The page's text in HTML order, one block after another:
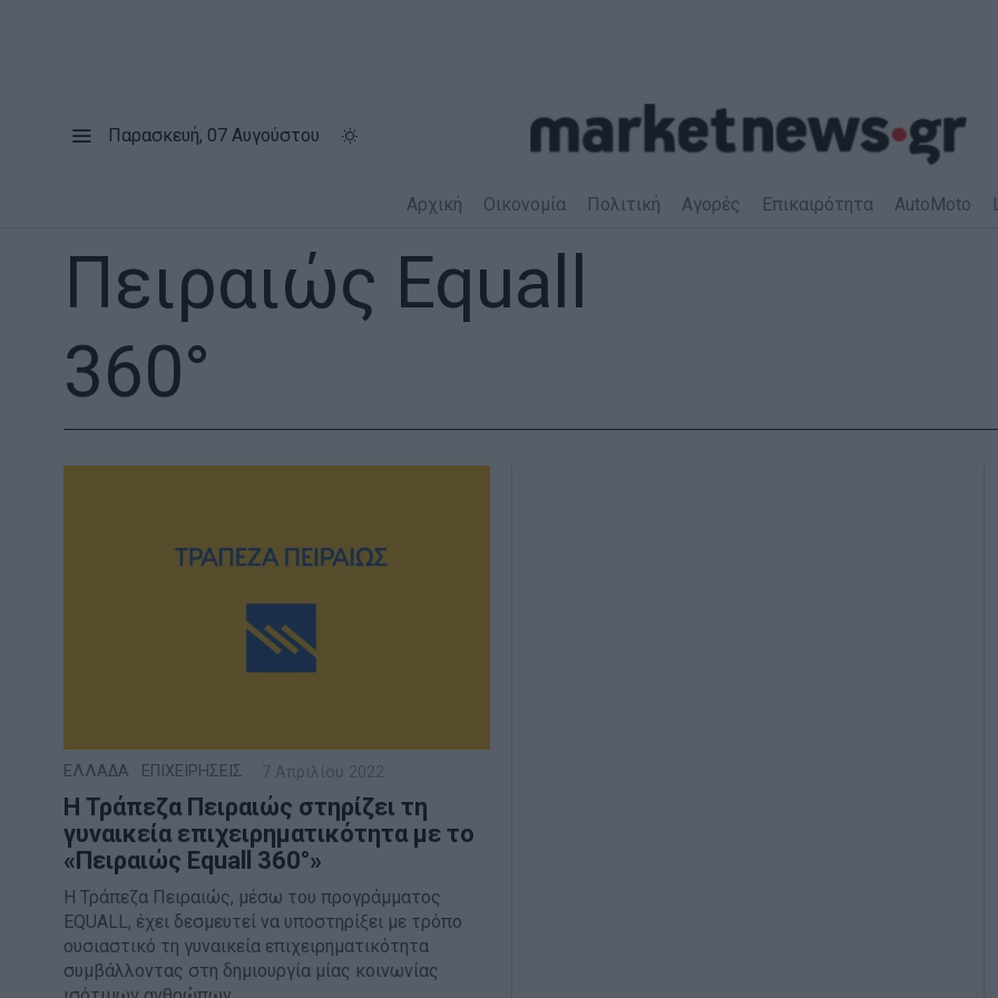
Παρασκευή, 07 Αυγούστου
Αρχική Οικονομία Πολιτική Αγορές Επικαιρότητα AutoMoto
Πειραιώς Equall
360°
ΕΛΛΑΔΑ ΕΠΙΧΕΙΡΗΣΕΙΣ 7 Απριλίου 2022
Η Τράπεζα Πειραιώς στηρίζει τη
γυναικεία επιχειρηματικότητα με το
«Πειραιώς Equall 360°»
Η Τράπεζα Πειραιώς, μέσω του προγράμματος
EQUALL, έχει δεσμευτεί να υποστηρίξει με τρόπο
ουσιαστικό τη γυναικεία επιχειρηματικότητα
συμβάλλοντας στη δημιουργία μίας κοινωνίας